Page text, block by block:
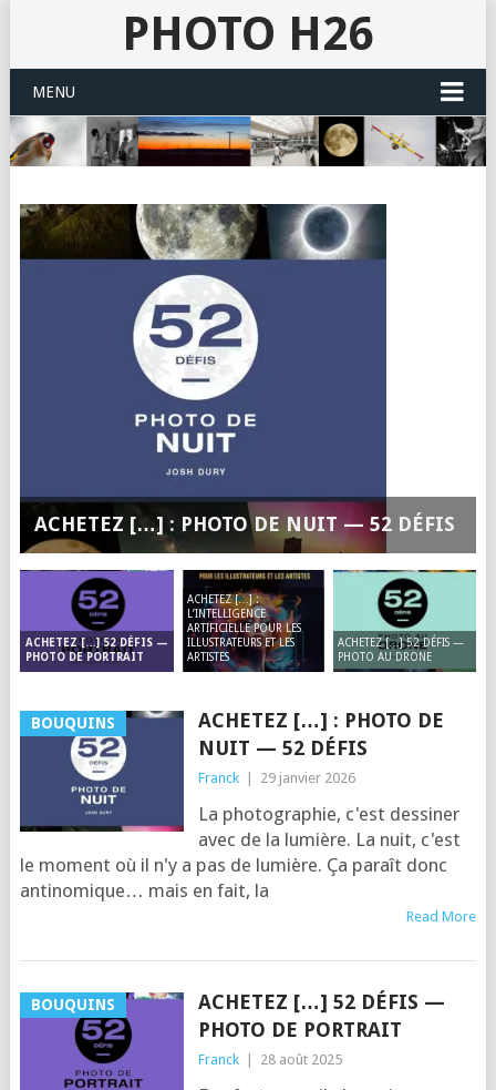
PHOTO H26
MENU
ACHETEZ […] : PHOTO DE NUIT — 52 DÉFIS
ACHETEZ […] 52 DÉFIS —
PHOTO DE PORTRAIT
ACHETEZ […] 52 DÉFIS —
PHOTO AU DRONE
ACHETEZ […] :
L’INTELLIGENCE
ARTIFICIELLE POUR LES
ILLUSTRATEURS ET LES
ARTISTES
BOUQUINS
ACHETEZ […] : PHOTO DE
NUIT — 52 DÉFIS
Franck | 29 janvier 2026
La photographie, c'est dessiner
avec de la lumière. La nuit, c'est
le moment où il n'y a pas de lumière. Ça paraît donc
antinomique… mais en fait, la
Read More
BOUQUINS
ACHETEZ […] 52 DÉFIS —
PHOTO DE PORTRAIT
Franck | 28 août 2025